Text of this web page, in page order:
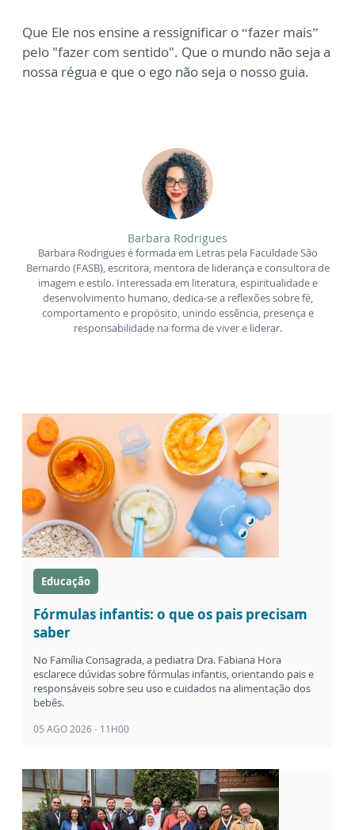
Que Ele nos ensine a ressignificar o “fazer mais”
pelo "fazer com sentido". Que o mundo não seja a
nossa régua e que o ego não seja o nosso guia.
Barbara Rodrigues
Barbara Rodrigues é formada em Letras pela Faculdade São
Bernardo (FASB), escritora, mentora de liderança e consultora de
imagem e estilo. Interessada em literatura, espiritualidade e
desenvolvimento humano, dedica-se a reflexões sobre fé,
comportamento e propósito, unindo essência, presença e
responsabilidade na forma de viver e liderar.
Educação
Fórmulas infantis: o que os pais precisam
saber
No Família Consagrada, a pediatra Dra. Fabiana Hora
esclarece dúvidas sobre fórmulas infantis, orientando pais e
responsáveis sobre seu uso e cuidados na alimentação dos
bebês.
05 AGO 2026 - 11H00